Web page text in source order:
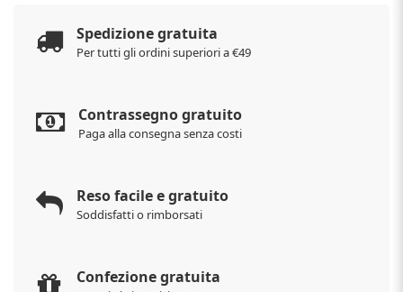
Spedizione gratuita
Per tutti gli ordini superiori a €49
Contrassegno gratuito
Paga alla consegna senza costi
Reso facile e gratuito
Soddisfatti o rimborsati
Confezione gratuita